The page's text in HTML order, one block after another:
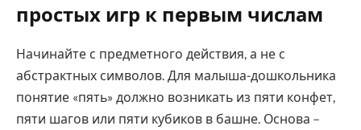
простых игр к первым числам
Начинайте с предметного действия, а не с
абстрактных символов. Для малыша-дошкольника
понятие «пять» должно возникать из пяти конфет,
пяти шагов или пяти кубиков в башне. Основа –